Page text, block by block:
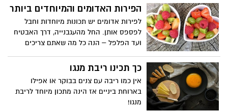
הפירות האדומים והמיוחדים ביותר
לפירות אדומים יש תכונות מיוחדות וחבל
לפספס אותן. החל מהעגבנייה, דרך האבטיח
ועד הפלפל – הנה כל מה שאתם צריכים
כך תכינו ריבת מנגו
אין כמו ריבה עם צנים בבוקר או אפילו
בארוחת ביניים אז הינה מתכון מיוחד לריבת
מנגו!